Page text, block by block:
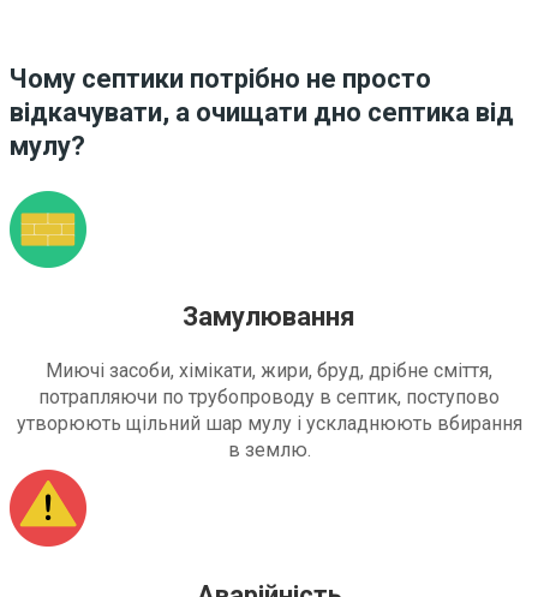
Чому септики потрібно не просто
відкачувати, а очищати дно септика від
мулу?
Замулювання
Миючі засоби, хімікати, жири, бруд, дрібне сміття,
потрапляючи по трубопроводу в септик, поступово
утворюють щільний шар мулу і ускладнюють вбирання
в землю.